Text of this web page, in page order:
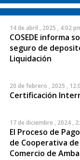
14 de abril , 2025 , 4:02
COSEDE informa
seguro de
Liquidación
20 de febrero , 2025 ,
Certificación
17 de diciembre , 2024 ,
El Proceso de
de Cooperativa
Comercio de